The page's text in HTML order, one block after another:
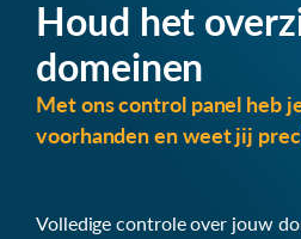
Houd het
domeinen
Met ons control panel heb
voorhanden en weet jij
Volledige controle over jouw